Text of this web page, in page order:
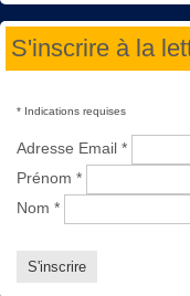
S'inscrire à la
* Indications requises
Adresse Email *
Prénom *
Nom *